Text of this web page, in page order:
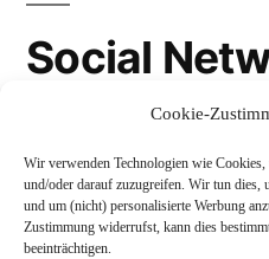
Cookie-
Wir verwenden Technologien wie
und/oder darauf zuzugreifen. Wir tun dies,
und um (nicht) personalisierte Werbung
Zustimmung widerrufst, kann dies
beeinträchtigen.
Social
LinkedIn
Mastodon